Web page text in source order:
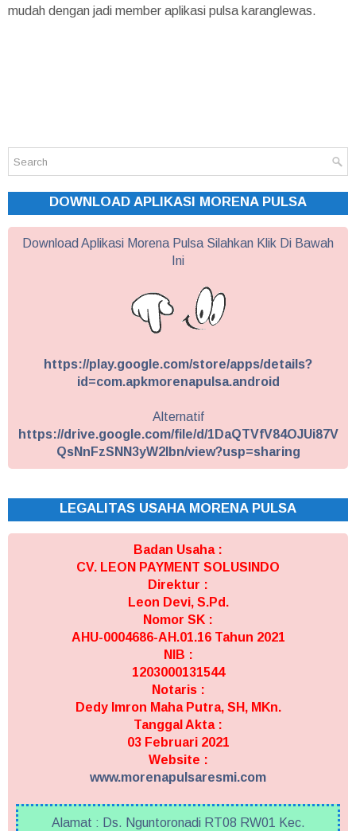
mudah dengan jadi member aplikasi pulsa karanglewas.
DOWNLOAD APLIKASI MORENA PULSA
Download Aplikasi Morena Pulsa Silahkan Klik Di Bawah
Ini
https://play.google.com/store/apps/details?
id=com.apkmorenapulsa.android
Alternatif
https://drive.google.com/file/d/1DaQTVfV84OJUi87V
QsNnFzSNN3yW2Ibn/view?usp=sharing
LEGALITAS USAHA MORENA PULSA
Badan Usaha :
CV. LEON PAYMENT SOLUSINDO
Direktur :
Leon Devi, S.Pd.
Nomor SK :
AHU-0004686-AH.01.16 Tahun 2021
NIB :
1203000131544
Notaris :
Dedy Imron Maha Putra, SH, MKn.
Tanggal Akta :
03 Februari 2021
Website :
www.morenapulsaresmi.com
Alamat : Ds. Nguntoronadi RT08 RW01 Kec.